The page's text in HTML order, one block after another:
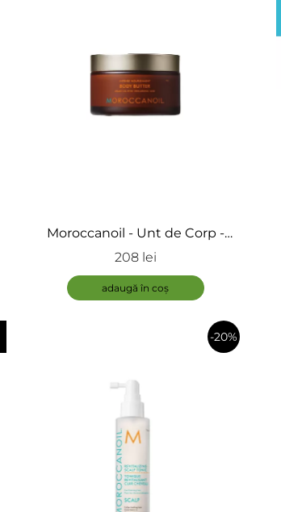
Moroccanoil - Unt de Corp -
Body Butter
208 lei
adaugă în coș
-20%